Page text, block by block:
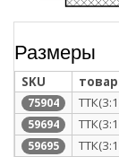
Размеры
SKU
75904
59694
59695